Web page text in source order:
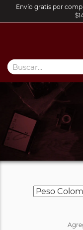
Envío gratis por